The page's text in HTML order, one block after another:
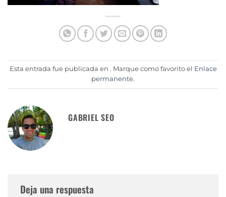
Esta entrada fue publicada en . Marque como favorito el Enlace
permanente.
GABRIEL SEO
Deja una respuesta